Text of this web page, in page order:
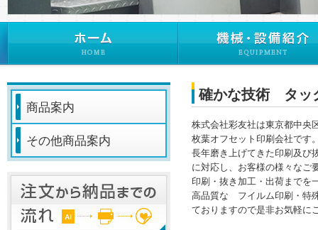
商品案内
その他商品案内
確かな技術 タッ
株式会社彩友社は東京都中央
枚葉オフセット印刷会社です
長年磨き上げてきた印刷及び
に対応し、お客様の様々なご
印刷・抜き加工・出荷までを
高品質な フイルム印刷・特
ておりますので是非お気軽に